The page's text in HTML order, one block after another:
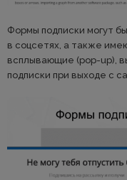
Формы подписки могут
в соцсетях, а также
всплывающие (pop-up),
подписки при выходе с